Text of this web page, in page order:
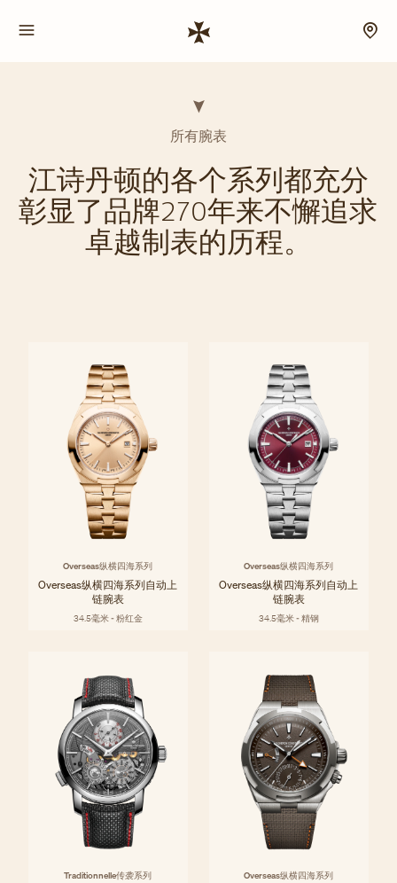
所有腕表
江诗丹顿的各个系列都充分
彰显了品牌270年来不懈追求
卓越制表的历程。
Overseas纵横四海系列
Overseas纵横四海系列自动上
链腕表
34.5毫米 - 粉红金
Overseas纵横四海系列
Overseas纵横四海系列自动上
链腕表
34.5毫米 - 精钢
Traditionnelle传袭系列 Overseas纵横四海系列